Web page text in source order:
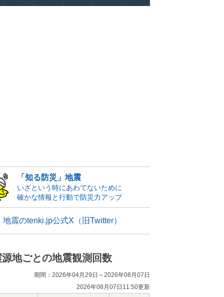
「知る防災」地震
いざという時にあわてないために
確かな情報と行動で防災力アップ
地震のtenki.jp公式X（旧Twitter）
源地ごとの地震観測回数
期間：2026年04月29日～2026年08月07日
2026年08月07日11:50更新